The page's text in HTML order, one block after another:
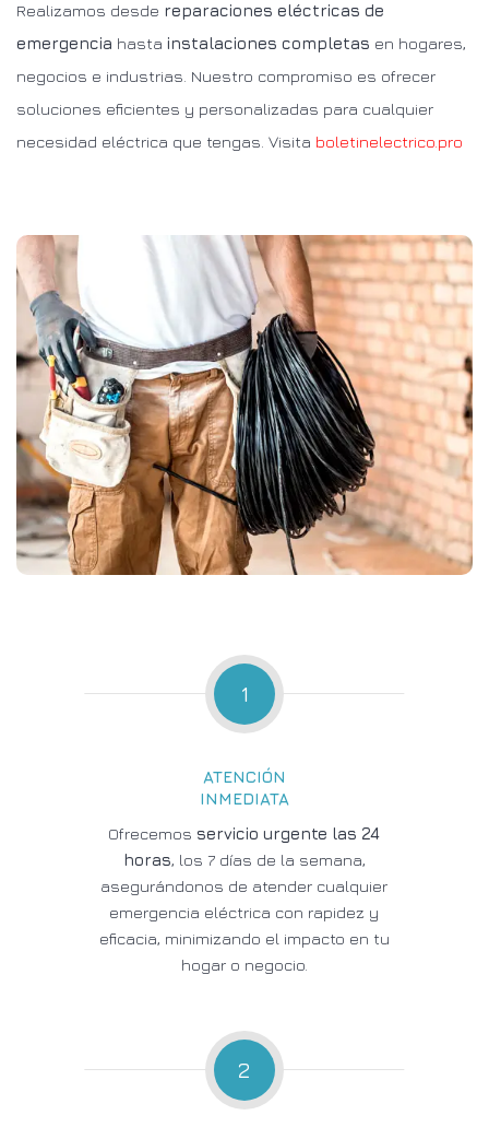
Realizamos desde reparaciones eléctricas de
emergencia hasta instalaciones completas en hogares,
negocios e industrias. Nuestro compromiso es ofrecer
soluciones eficientes y personalizadas para cualquier
necesidad eléctrica que tengas. Visita boletinelectrico.pro
1
ATENCIÓN
INMEDIATA
Ofrecemos servicio urgente las 24
horas, los 7 días de la semana,
asegurándonos de atender cualquier
emergencia eléctrica con rapidez y
eficacia, minimizando el impacto en tu
hogar o negocio.
2